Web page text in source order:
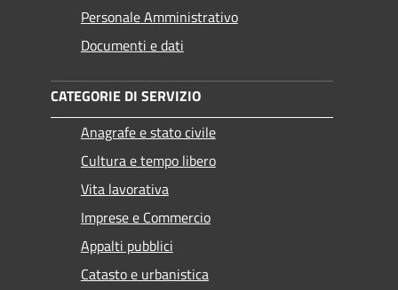
Personale Amministrativo
Documenti e dati
CATEGORIE DI SERVIZIO
Anagrafe e stato civile
Cultura e tempo libero
Vita lavorativa
Imprese e Commercio
Appalti pubblici
Catasto e urbanistica